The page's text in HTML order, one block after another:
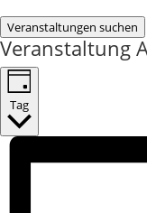
Veranstaltungen suchen
Veranstaltung
Tag